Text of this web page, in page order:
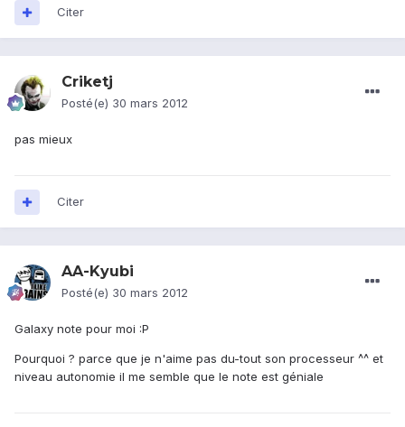
Citer
Criketj
Posté(e) 30 mars 2012
pas mieux
Citer
AA-Kyubi
Posté(e) 30 mars 2012
Galaxy note pour moi :P
Pourquoi ? parce que je n'aime pas du-tout son processeur ^^ et
niveau autonomie il me semble que le note est géniale